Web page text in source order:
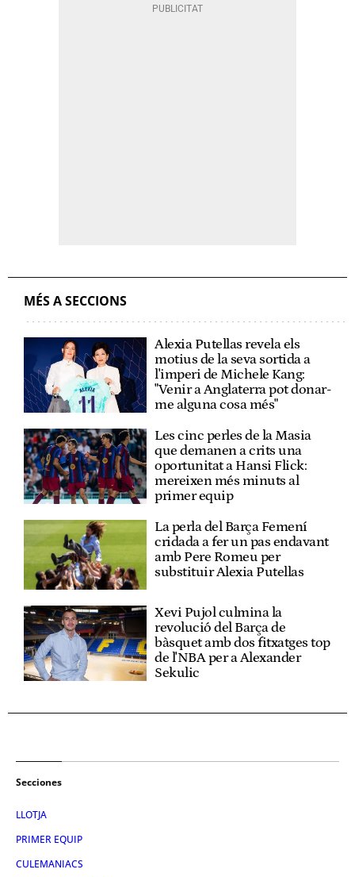
MÉS A SECCIONS
Alexia Putellas revela els
motius de la seva sortida a
l'imperi de Michele Kang:
"Venir a Anglaterra pot donar-
me alguna cosa més"
Les cinc perles de la Masia
que demanen a crits una
oportunitat a Hansi Flick:
mereixen més minuts al
primer equip
La perla del Barça Femení
cridada a fer un pas endavant
amb Pere Romeu per
substituir Alexia Putellas
Xevi Pujol culmina la
revolució del Barça de
bàsquet amb dos fitxatges top
de l'NBA per a Alexander
Sekulic
Secciones
LLOTJA
PRIMER EQUIP
CULEMANIACS